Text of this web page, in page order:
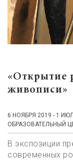
«Открытие
живописи»
6 НОЯБРЯ 2019 - 1
ОБРАЗОВАТЕЛЬНЫЙ
В экспозиции
современных